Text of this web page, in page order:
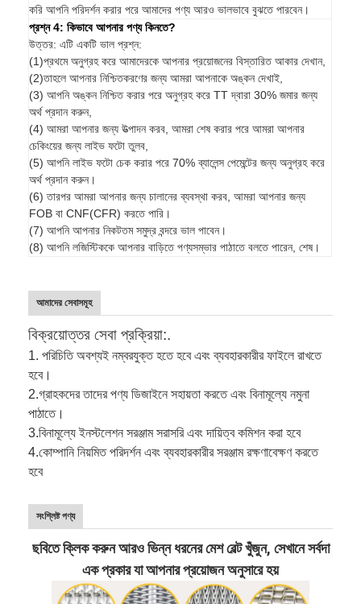
করি আপনি পরিদর্শন করার পরে আমাদের পণ্য আরও ভালভাবে বুঝতে পারবেন।
প্রশ্ন 4: কিভাবে আপনার পণ্য কিনতে?
উত্তর: এটি একটি ভাল প্রশ্ন:
(1)প্রথমে অনুগ্রহ করে আমাদেরকে আপনার প্রয়োজনের বিস্তারিত আকার দেখান,
(2)তাহলে আপনার নিশ্চিতকরণের জন্য আমরা আপনাকে অঙ্কন দেখাই,
(3) আপনি অঙ্কন নিশ্চিত করার পরে অনুগ্রহ করে TT দ্বারা 30% জমার জন্য
অর্থ প্রদান করুন,
(4) আমরা আপনার জন্য উত্পাদন করব, আমরা শেষ করার পরে আমরা আপনার
চেকিংয়ের জন্য লাইভ ফটো তুলব,
(5) আপনি লাইভ ফটো চেক করার পরে 70% ব্যালেন্স পেমেন্টের জন্য অনুগ্রহ করে
অর্থ প্রদান করুন।
(6) তারপর আমরা আপনার জন্য চালানের ব্যবস্থা করব, আমরা আপনার জন্য
FOB বা CNF(CFR) করতে পারি।
(7) আপনি আপনার নিকটতম সমুদ্র বন্দরে ভাল পাবেন।
(8) আপনি লজিস্টিককে আপনার বাড়িতে পণ্যসম্ভার পাঠাতে বলতে পারেন, শেষ।
আমাদের সেবাসমূহ
বিক্রয়োত্তর সেবা প্রক্রিয়া:.
1. পরিচিতি অবশ্যই নম্বরযুক্ত হতে হবে এবং ব্যবহারকারীর ফাইলে রাখতে
হবে।
2.গ্রাহকদের তাদের পণ্য ডিজাইনে সহায়তা করতে এবং বিনামূল্যে নমুনা
পাঠাতে।
3.বিনামূল্যে ইনস্টলেশন সরঞ্জাম সরাসরি এবং দায়িত্ব কমিশন করা হবে
4.কোম্পানি নিয়মিত পরিদর্শন এবং ব্যবহারকারীর সরঞ্জাম রক্ষণাবেক্ষণ করতে
হবে
সংশ্লিষ্ট পণ্য
ছবিতে ক্লিক করুন আরও ভিন্ন ধরনের মেশ বেল্ট খুঁজুন, সেখানে সর্বদা
এক প্রকার যা আপনার প্রয়োজন অনুসারে হয়